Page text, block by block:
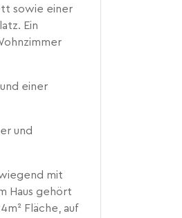
sowie einer
Ein
einer
und
mit
Haus gehört
Fläche, auf